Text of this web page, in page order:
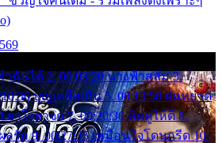
ำฉันได้ 2. 00:03:20 นางฟ้าสลัม 3.
บุญเหลือเกิน 5. 00:13:58 ฝนหยาด
ยาใจยาจก 7. 00:20:30 คิดดูให้ดี 8.
ลรัก 9. 00:27:35 เหมือนใจโดนกรีด 10.